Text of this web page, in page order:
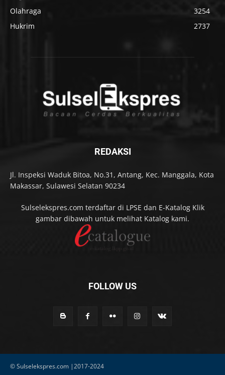
Olahraga
3254
Hukrim
2737
REDAKSI
Jl. Inspeksi Waduk Bitoa, No.31, Antang, Kec. Manggala, Kota
Makassar, Sulawesi Selatan 90234
Sulselekspres.com terdaftar di LPSE dan E-Katalog Klik
gambar dibawah untuk melihat Katalog kami.
FOLLOW US
© Sulselekspres.com |2017-2024